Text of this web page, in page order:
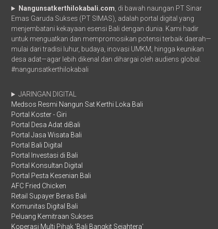
Nangunsatkerthilokabali.com , di bawah naungan PT Sinar
Emas Garuda Sukses (PT SIMAS), adalah portal digital yang
menjembatani kekayaan esensi Bali dengan dunia. Kami hadir
untuk menguatkan dan mempromosikan potensi terbaik daerah—
mulai dari tradisi luhur, budaya, inovasi UMKM, hingga keunikan
desa adat—agar lebih dikenal dan dihargai oleh audiens global.
#nangunsatkerthilokabali
JARINGAN DIGITAL
Medsos Resmi Nangun Sat Kerthi Loka Bali
Portal Koster - Giri
Portal Desa Adat diBali
Portal Jasa Wisata Bali
Portal Bali Digital
Portal Investasi di Bali
Portal Konsultan Digital
Portal Pesta Kesenian Bali
AFC Fried Chicken
Retail Supayer Beras Bali
Komunitas Digital Bali
Peluang Kemitraan Sukses
Koperasi Multi Pihak 'Bali Bangkit Sejahtera'